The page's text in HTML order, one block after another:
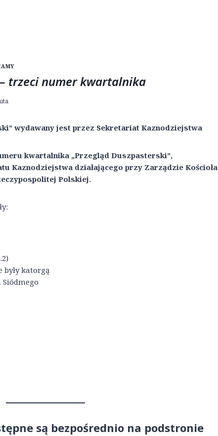
trzeci numer kwartalnika
wydawany jest przez Sekretariat Kaznodziejstwa
kwartalnika „Przegląd Duszpasterski”,
Kaznodziejstwa działającego przy Zarządzie Kościoła
Polskiej.
były katorgą
są bezpośrednio na podstronie